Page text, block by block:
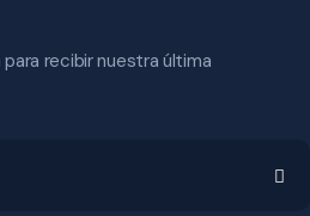
recibir nuestra última